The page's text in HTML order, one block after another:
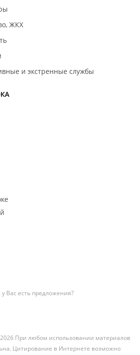
ЖКХ
и экстренные службы
Вас есть предложения?
При любом использовании материалов
Цитирование в Интернете возможно